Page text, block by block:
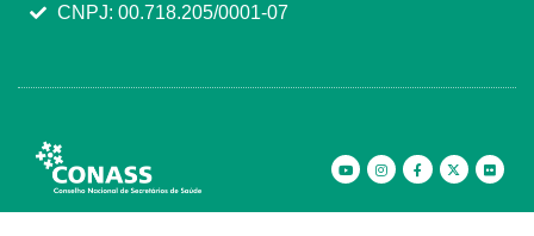
CNPJ: 00.718.205/0001-07